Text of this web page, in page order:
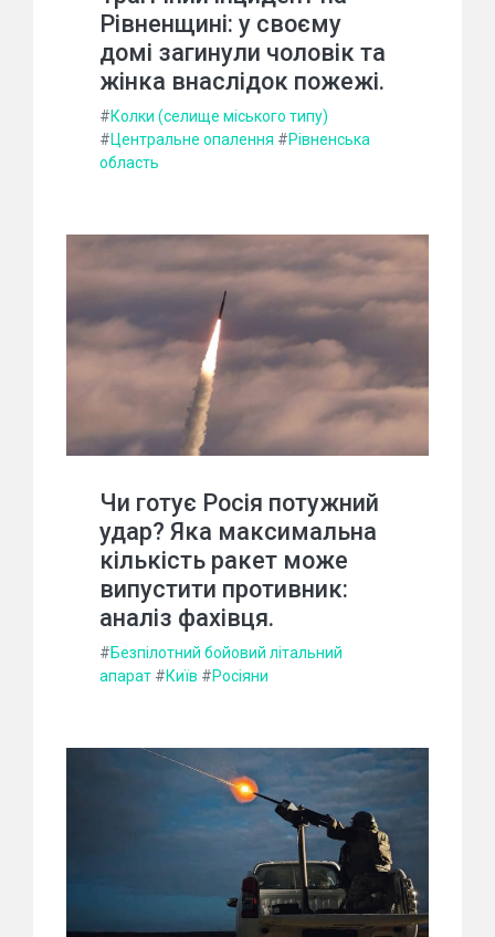
Рівненщині: у своєму
домі загинули чоловік та
жінка внаслідок пожежі.
#Колки (селище міського типу)
#Центральне опалення #Рівненська
область
Чи готує Росія потужний
удар? Яка максимальна
кількість ракет може
випустити противник:
аналіз фахівця.
#Безпілотний бойовий літальний
апарат #Київ #Росіяни